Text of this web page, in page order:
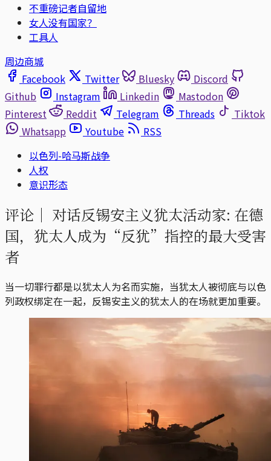
不重磅记者自留地
女人没有国家？
工具人
周边商城
Facebook
Twitter Bluesky
Discord
Github
Instagram Linkedin
Mastodon
Pinterest
Reddit Telegram Threads
Tiktok
Whatsapp
Youtube
RSS
以色列-哈马斯战争
人权
意识形态
评论｜ 对话反锡安主义犹太活动家: 在德
国，犹太人成为“反犹”指控的最大受害
者
当一切罪行都是以犹太人为名而实施，当犹太人被彻底与以色
列政权绑定在一起，反锡安主义的犹太人的在场就更加重要。